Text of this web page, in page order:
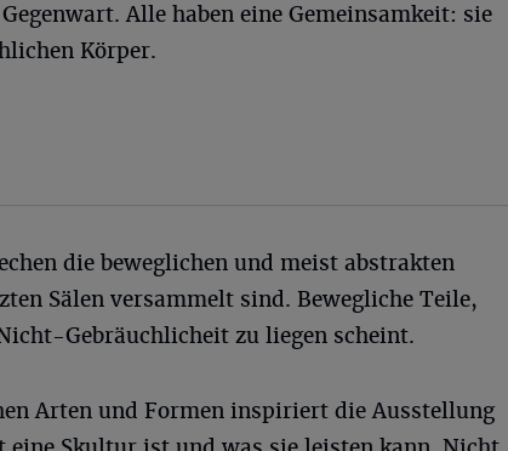
Alle haben eine Gemeinsamkeit: sie
Körper.
die beweglichen und meist abstrakten
Sälen versammelt sind. Bewegliche Teile,
Gebräuchlicheit zu liegen scheint.
Arten und Formen inspiriert die Ausstellung